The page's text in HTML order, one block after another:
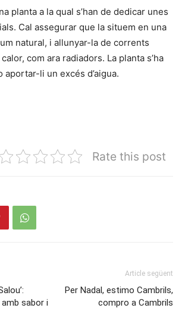
planta a la qual s’han de dedicar unes
Cal assegurar que la situem en una
natural, i allunyar-la de corrents
com ara radiadors. La planta s’ha
aportar-li un excés d’aigua.
Rate this post
amb sabor i
Article següent
Per Nadal, estimo Cambrils,
compro a Cambrils